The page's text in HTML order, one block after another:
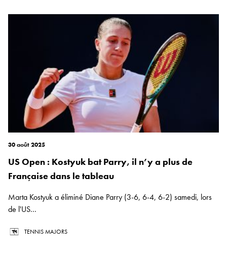
30 août 2025
US Open : Kostyuk bat Parry, il n’y a plus de
Française dans le tableau
Marta Kostyuk a éliminé Diane Parry (3-6, 6-4, 6-2) samedi, lors
de l'US...
TENNIS MAJORS